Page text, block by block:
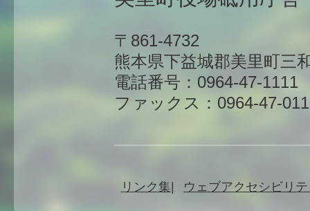
〒861-4732
熊本県下益城郡美里町三
電話番号：0964-47-1111
ファックス：0964-47-
リンク集 ウェブアクセシビリ